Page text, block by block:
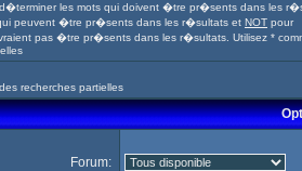
les mots qui doivent �tre pr�sents dans les
peuvent �tre pr�sents dans les r�sultats et NOT pour
pas �tre pr�sents dans les r�sultats. Utilisez *
recherches partielles
Forum: